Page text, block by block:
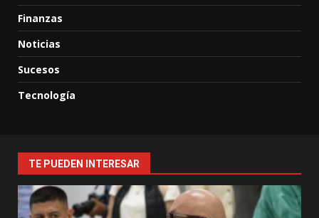
Finanzas
Noticias
Sucesos
Tecnología
TE PUEDEN INTERESAR